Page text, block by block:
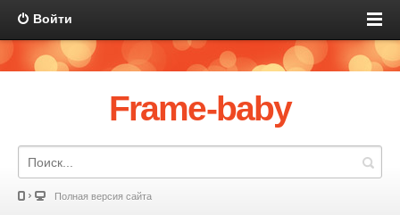
Войти
Frame-baby
Полная версия сайта